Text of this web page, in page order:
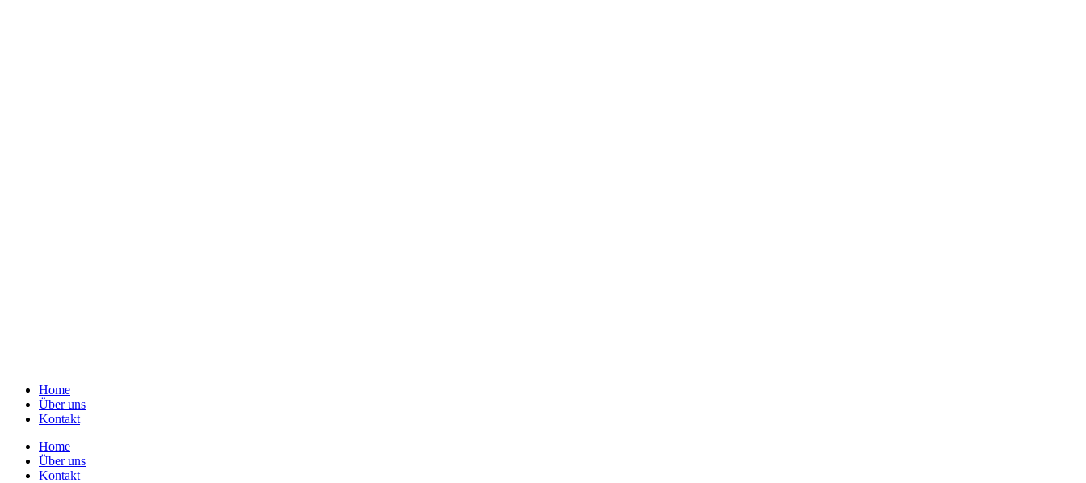
Home
Über uns
Kontakt
Home
Über uns
Kontakt